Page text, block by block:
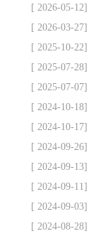
[ 2026-05-12]
[ 2026-03-27]
[ 2025-10-22]
[ 2025-07-28]
[ 2025-07-07]
[ 2024-10-18]
[ 2024-10-17]
[ 2024-09-26]
[ 2024-09-13]
[ 2024-09-11]
[ 2024-09-03]
[ 2024-08-28]